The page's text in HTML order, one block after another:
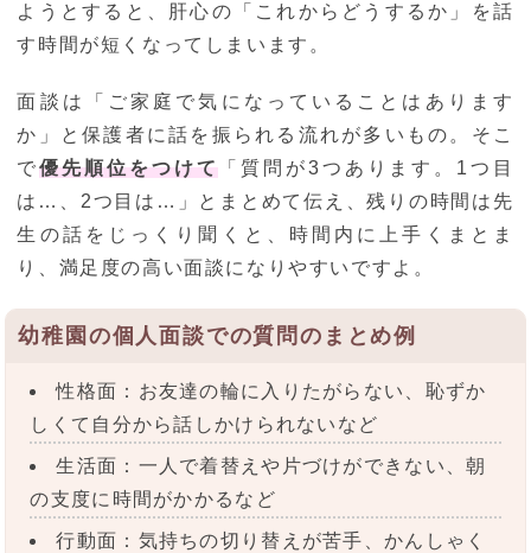
ようとすると、肝心の「これからどうするか」を話
す時間が短くなってしまいます。
面談は「ご家庭で気になっていることはあります
か」と保護者に話を振られる流れが多いもの。そこ
で優先順位をつけて 「質問が3つあります。1つ目
は…、2つ目は…」とまとめて伝え、残りの時間は先
生の話をじっくり聞くと、時間内に上手くまとま
り、満足度の高い面談になりやすいですよ。
幼稚園の個人面談での質問のまとめ例
性格面：お友達の輪に入りたがらない、恥ずか
しくて自分から話しかけられないなど
生活面：一人で着替えや片づけができない、朝
の支度に時間がかかるなど
行動面：気持ちの切り替えが苦手、かんしゃく